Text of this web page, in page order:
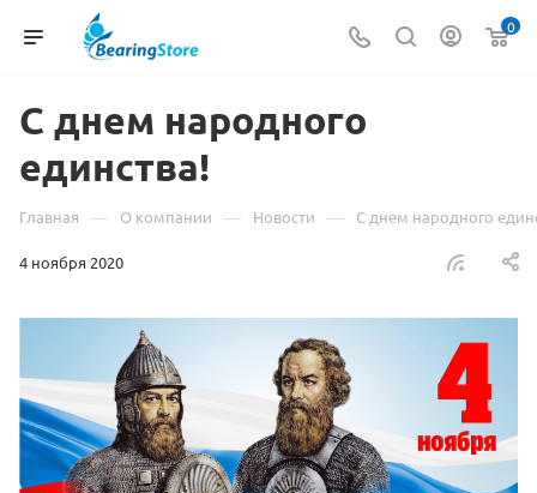
0
С днем народного
единства!
Главная — О компании — Новости — С днем народного
4 ноября 2020